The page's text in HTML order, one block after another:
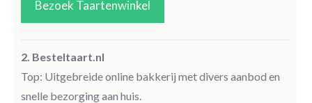
Bezoek Taartenwinkel
2. Besteltaart.nl
Top: Uitgebreide online bakkerij met divers aanbod en
snelle bezorging aan huis.